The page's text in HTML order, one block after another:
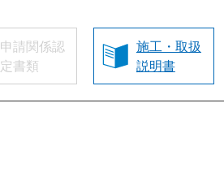
申請関係認
定書類
施工・取扱
説明書